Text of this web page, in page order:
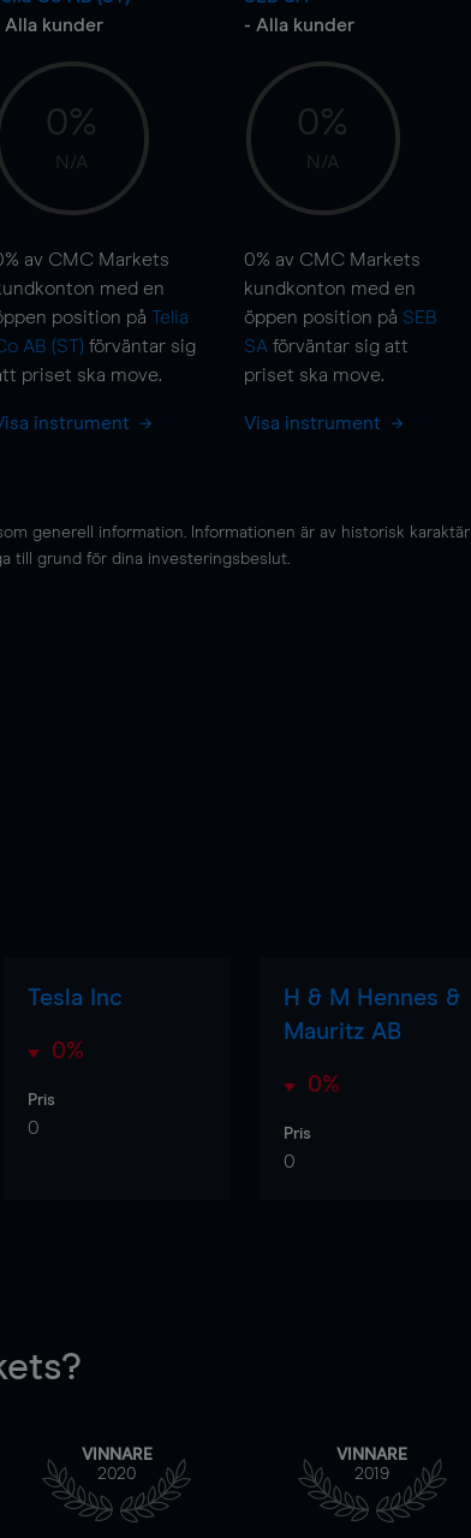
Alla kunder
0%
N/A
av CMC Markets
med en
position på Telia
AB (ST) förväntar sig
priset ska move.
instrument
- Alla kunder
0%
N/A
0% av CMC Markets
kundkonton med en
öppen position på SEB
SA förväntar sig att
priset ska move.
Visa instrument
generell information. Informationen är av historisk karaktär
till grund för dina investeringsbeslut.
Tesla Inc
0%
Pris
0
H & M Hennes &
Mauritz AB
0%
Pris
0
VINNARE
2020
VINNARE
2019